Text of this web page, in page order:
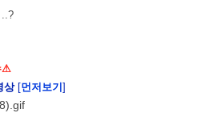
..?
⚠
상[먼저보기 ]